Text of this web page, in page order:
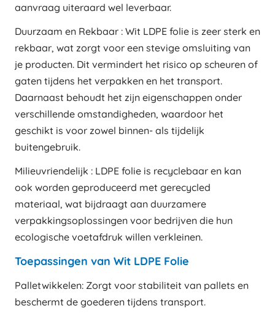
aanvraag uiteraard wel leverbaar.
Duurzaam en Rekbaar : Wit LDPE folie is zeer sterk en
rekbaar, wat zorgt voor een stevige omsluiting van
je producten. Dit vermindert het risico op scheuren of
gaten tijdens het verpakken en het transport.
Daarnaast behoudt het zijn eigenschappen onder
verschillende omstandigheden, waardoor het
geschikt is voor zowel binnen- als tijdelijk
buitengebruik.
Milieuvriendelijk : LDPE folie is recyclebaar en kan
ook worden geproduceerd met gerecycled
materiaal, wat bijdraagt aan duurzamere
verpakkingsoplossingen voor bedrijven die hun
ecologische voetafdruk willen verkleinen.
Toepassingen van Wit LDPE Folie
Palletwikkelen: Zorgt voor stabiliteit van pallets en
beschermt de goederen tijdens transport.